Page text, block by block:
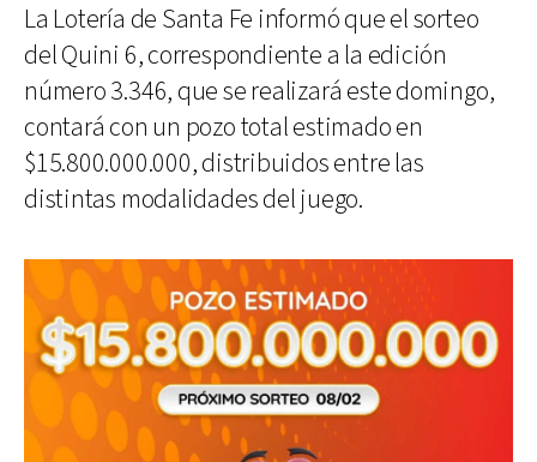
La Lotería de Santa Fe informó que el sorteo
del Quini 6, correspondiente a la edición
número 3.346, que se realizará este domingo,
contará con un pozo total estimado en
$15.800.000.000, distribuidos entre las
distintas modalidades del juego.